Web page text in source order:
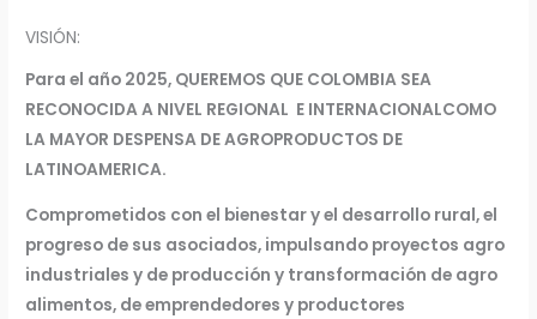
VISIÓN:
Para el año 2025, QUEREMOS QUE COLOMBIA SEA
RECONOCIDA A NIVEL REGIONAL E INTERNACIONALCOMO
LA MAYOR DESPENSA DE AGROPRODUCTOS DE
LATINOAMERICA.
Comprometidos con el bienestar y el desarrollo rural, el
progreso de sus asociados, impulsando proyectos agro
industriales y de producción y transformación de agro
alimentos, de emprendedores y productores